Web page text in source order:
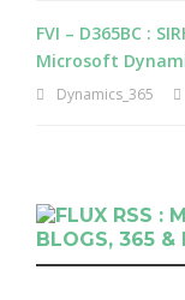
FVI – D365BC :
Microsoft
Dynamics_365
RSS :
BLOGS, 365 &